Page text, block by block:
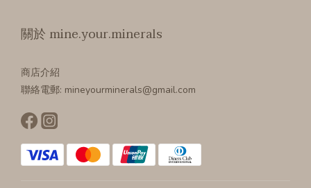
關於 mine.your.minerals
商店介紹
聯絡電郵: mineyourminerals@gmail.com